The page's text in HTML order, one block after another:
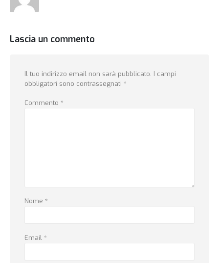
Lascia un commento
Il tuo indirizzo email non sarà pubblicato. I campi
obbligatori sono contrassegnati *
Commento *
Nome *
Email *